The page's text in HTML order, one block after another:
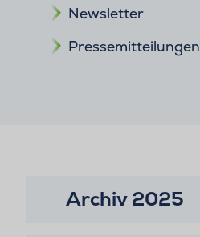
Newsletter
Pressemitteilungen
Archiv 2025